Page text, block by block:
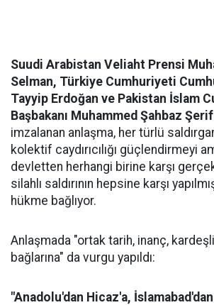
Suudi Arabistan Veliaht Prensi
Selman, Türkiye Cumhuriyeti
Tayyip Erdoğan ve Pakistan İslam
Başbakanı Muhammed Şahbaz Şerif
imzalanan anlaşma, her türlü
kolektif caydırıcılığı güçlendirmeyi
devletten herhangi birine karşı
silahlı saldırının hepsine karşı
hükme bağlıyor.
Anlaşmada "ortak tarih, inanç,
bağlarına" da vurgu yapıldı:
"Anadolu'dan Hicaz'a,